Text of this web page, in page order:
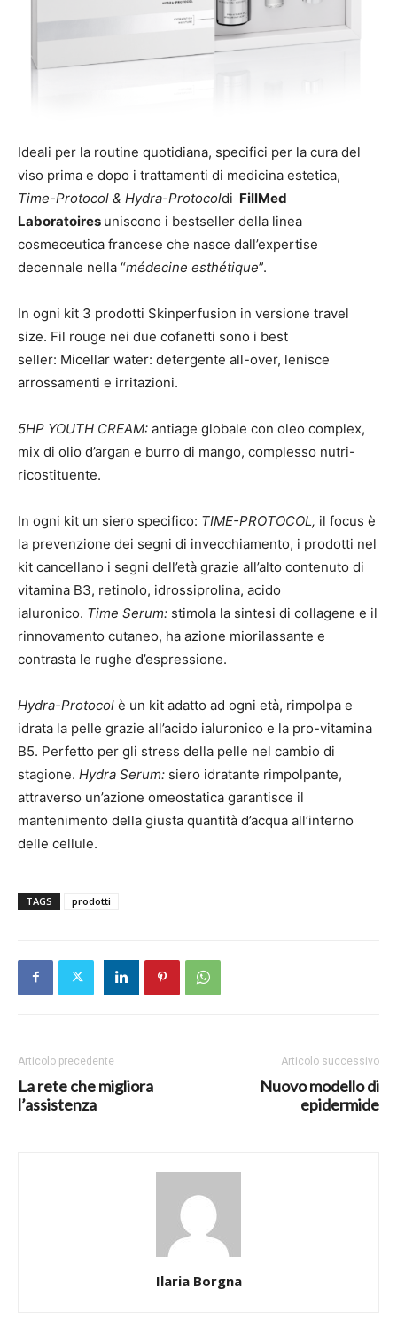
Ideali per la routine quotidiana, specifici per la cura del
viso prima e dopo i trattamenti di medicina estetica,
Time-Protocol & Hydra-Protocoldi FillMed
Laboratoires uniscono i bestseller della linea
cosmeceutica francese che nasce dall’expertise
decennale nella “médecine esthétique”.
In ogni kit 3 prodotti Skinperfusion in versione travel
size. Fil rouge nei due cofanetti sono i best
seller: Micellar water: detergente all-over, lenisce
arrossamenti e irritazioni.
5HP YOUTH CREAM: antiage globale con oleo complex,
mix di olio d’argan e burro di mango, complesso nutri-
ricostituente.
In ogni kit un siero specifico: TIME-PROTOCOL, il focus è
la prevenzione dei segni di invecchiamento, i prodotti nel
kit cancellano i segni dell’età grazie all’alto contenuto di
vitamina B3, retinolo, idrossiprolina, acido
ialuronico. Time Serum: stimola la sintesi di collagene e il
rinnovamento cutaneo, ha azione miorilassante e
contrasta le rughe d’espressione.
Hydra-Protocol è un kit adatto ad ogni età, rimpolpa e
idrata la pelle grazie all’acido ialuronico e la pro-vitamina
B5. Perfetto per gli stress della pelle nel cambio di
stagione. Hydra Serum: siero idratante rimpolpante,
attraverso un’azione omeostatica garantisce il
mantenimento della giusta quantità d’acqua all’interno
delle cellule.
TAGS prodotti
Articolo precedente
La rete che migliora
l’assistenza
Articolo successivo
Nuovo modello di
epidermide
Ilaria Borgna